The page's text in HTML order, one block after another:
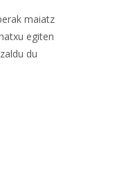
maiatz
egiten
du